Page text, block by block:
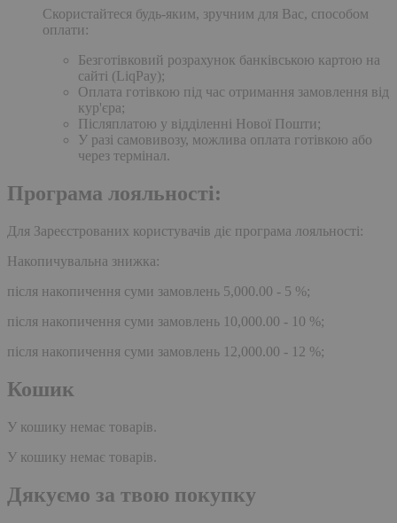
Скористайтеся будь-яким, зручним для Вас, способом
оплати:
Безготівковий розрахунок банківською картою на
сайті (LiqPay);
Оплата готівкою під час отримання замовлення від
кур'єра;
Післяплатою у відділенні Нової Пошти;
У разі самовивозу, можлива оплата готівкою або
через термінал.
Програма лояльності:
Для Зареєстрованих користувачів діє програма лояльності:
Накопичувальна знижка:
після накопичення суми замовлень 5,000.00 - 5 %;
після накопичення суми замовлень 10,000.00 - 10 %;
після накопичення суми замовлень 12,000.00 - 12 %;
Кошик
У кошику немає товарів.
У кошику немає товарів.
Дякуємо за твою покупку